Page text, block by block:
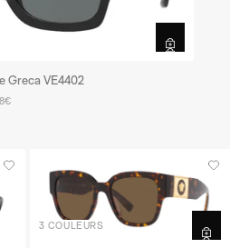
Greca VE4402
3 COULEURS